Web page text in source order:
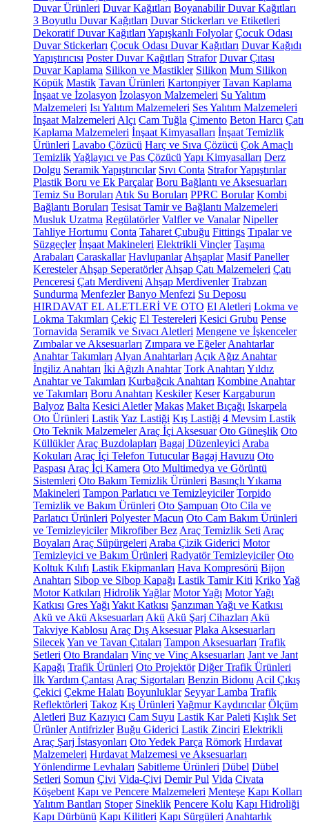
Duvar Ürünleri Duvar Kağıtları Boyanabilir Duvar Kağıtları
3 Boyutlu Duvar Kağıtları Duvar Stickerları ve Etiketleri
Dekoratif Duvar Kağıtları Yapışkanlı Folyolar Çocuk Odası
Duvar Stickerları Çocuk Odası Duvar Kağıtları Duvar Kağıdı
Yapıştırıcısı Poster Duvar Kağıtları Strafor Duvar Çıtası
Duvar Kaplama Silikon ve Mastikler Silikon Mum Silikon
Köpük Mastik Tavan Ürünleri Kartonpiyer Tavan Kaplama
İnşaat ve İzolasyon İzolasyon Malzemeleri Su Yalıtım
Malzemeleri Isı Yalıtım Malzemeleri Ses Yalıtım Malzemeleri
İnşaat Malzemeleri Alçı Cam Tuğla Çimento Beton Harcı Çatı
Kaplama Malzemeleri İnşaat Kimyasalları İnşaat Temizlik
Ürünleri Lavabo Çözücü Harç ve Sıva Çözücü Çok Amaçlı
TemizlikYağlayıcı ve Pas Çözücü Yapı Kimyasalları Derz
Dolgu Seramik Yapıştırıcılar Sıvı Conta Strafor Yapıştırılar
Plastik Boru ve Ek Parçalar Boru Bağlantı ve Aksesuarları
Temiz Su Boruları Atık Su Boruları PPRC Borular Kombi
Bağlantı Boruları Tesisat Tamir ve Bağlantı Malzemeleri
Musluk Uzatma Regülatörler Valfler ve Vanalar Nipeller
Tahliye Hortumu Conta Taharet Çubuğu Fittings Tıpalar ve
Süzgeçler İnşaat Makineleri Elektrikli Vinçler Taşıma
Arabaları Caraskallar Havlupanlar Ahşaplar Masif Paneller
Keresteler Ahşap Seperatörler Ahşap Çatı Malzemeleri Çatı
Penceresi Çatı Merdiveni Ahşap Merdivenler Trabzan
Sundurma Menfezler Banyo Menfezi Su Deposu
HIRDAVAT EL ALETLERİ VE OTO El Aletleri Lokma ve
Lokma Takımları Çekiç El Testereleri Kesici Grubu Pense
Tornavida Seramik ve Sıvacı Aletleri Mengene ve İşkenceler
Zımbalar ve Aksesuarları Zımpara ve Eğeler Anahtarlar
Anahtar Takımları Alyan Anahtarları Açık Ağız Anahtar
İngiliz Anahtarı İki Ağızlı Anahtar Tork Anahtarı Yıldız
Anahtar ve Takımları Kurbağcık Anahtarı Kombine Anahtar
ve Takımları Boru Anahtarı Keskiler Keser Kargaburun
Balyoz Balta Kesici Aletler Makas Maket Bıçağı Iskarpela
Oto Ürünleri LastikYaz Lastiği Kış Lastiği 4 Mevsim Lastik
Oto Teknik Malzemeler Araç İçi Aksesuar Oto Güneşlik Oto
Küllükler Araç Buzdolapları Bagaj Düzenleyici Araba
Kokuları Araç İçi Telefon Tutucular Bagaj Havuzu Oto
Paspası Araç İçi Kamera Oto Multimedya ve Görüntü
Sistemleri Oto Bakım Temizlik Ürünleri Basınçlı Yıkama
Makineleri Tampon Parlatıcı ve Temizleyiciler Torpido
Temizlik ve Bakım Ürünleri Oto Şampuan Oto Cila ve
Parlatıcı Ürünleri Polyester Macun Oto Cam Bakım Ürünleri
ve Temizleyiciler Mikrofiber Bez Araç Temizlik Seti Araç
Boyaları Araç Süpürgeleri Araba Çizik Giderici Motor
Temizleyici ve Bakım Ürünleri Radyatör Temizleyiciler Oto
Koltuk Kılıfı Lastik Ekipmanları Hava Kompresörü Bijon
Anahtarı Sibop ve Sibop Kapağı Lastik Tamir Kiti KrikoYağ
Motor Katkıları Hidrolik Yağlar Motor Yağı Motor Yağı
Katkısı Gres Yağı Yakıt Katkısı Şanzıman Yağı ve Katkısı
Akü ve Akü Aksesuarları Akü Akü Şarj Cihazları Akü
Takviye Kablosu Araç Dış Aksesuar Plaka Aksesuarları
SilecekYan ve Tavan Çıtaları Tampon Aksesuarları Trafik
Setleri Oto Brandaları Vinç ve Vinç Aksesuarları Jant ve Jant
Kapağı Trafik Ürünleri Oto Projektör Diğer Trafik Ürünleri
İlk Yardım Çantası Araç Sigortaları Benzin Bidonu Acil Çıkış
Çekici Çekme Halatı Boyunluklar Seyyar Lamba Trafik
Reflektörleri Takoz Kış Ürünleri Yağmur Kaydırıcılar Ölçüm
Aletleri Buz Kazıyıcı Cam Suyu Lastik Kar Paleti Kışlık Set
Ürünler Antifrizler Buğu Giderici Lastik Zinciri Elektrikli
Araç Şarj İstasyonları Oto Yedek Parça Römork Hırdavat
Malzemeleri Hırdavat Malzemesi ve Aksesuarları
Yönlendirme Levhaları Sabitleme Ürünleri Dübel Dübel
Setleri Somun Çivi Vida-Çivi Demir Pul Vida Civata
Köşebent Kapı ve Pencere Malzemeleri Menteşe Kapı Kolları
Yalıtım Bantları Stoper Sineklik Pencere Kolu Kapı Hidroliği
Kapı Dürbünü Kapı Kilitleri Kapı Sürgüleri Anahtarlık